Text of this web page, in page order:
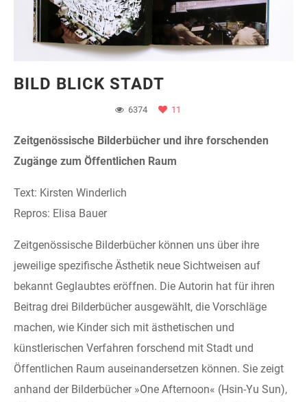
BILD BLICK STADT
6374 11
Zeitgenössische Bilderbücher und ihre forschenden
Zugänge zum Öffentlichen Raum
Text: Kirsten Winderlich
Repros: Elisa Bauer
Zeitgenössische Bilderbücher können uns über ihre
jeweilige spezifische Ästhetik neue Sichtweisen auf
bekannt Geglaubtes eröffnen. Die Autorin hat für ihren
Beitrag drei Bilderbücher ausgewählt, die Vorschläge
machen, wie Kinder sich mit ästhetischen und
künstlerischen Verfahren forschend mit Stadt und
Öffentlichen Raum auseinandersetzen können. Sie zeigt
anhand der Bilderbücher »One Afternoon« (Hsin-Yu Sun),